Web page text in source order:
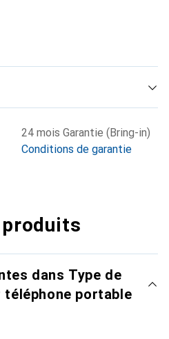
24 mois Garantie (Bring-in)
Conditions de garantie
dans Type de
téléphone portable